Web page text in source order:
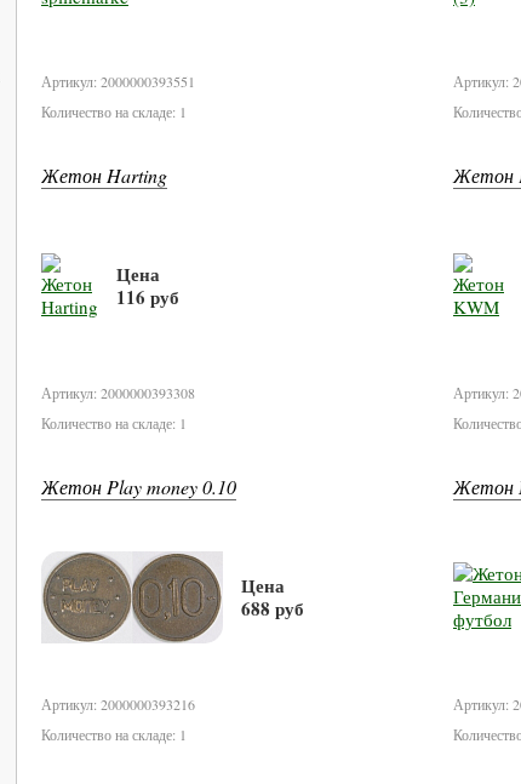
Артикул: 2000000393551
Количество на складе: 1
Артикул:
Жетон Harting
Цена
116 руб
Артикул: 2000000393308
Количество на складе: 1
Жетон
Артикул:
Жетон Play money 0.10
Цена
688 руб
Артикул: 2000000393216
Количество на складе: 1
Жетон
Артикул: